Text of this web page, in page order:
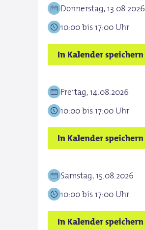
Donnerstag, 13.08.2026
10:00 bis 17:00 Uhr
In Kalender speichern
Freitag, 14.08.2026
10:00 bis 17:00 Uhr
In Kalender speichern
Samstag, 15.08.2026
10:00 bis 17:00 Uhr
In Kalender speichern